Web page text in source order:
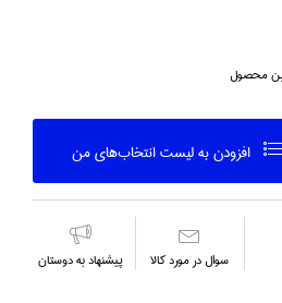
محصول
افزودن به ليست انتخاب‌هاي من
سوال در مورد كالا پیشنهاد به دوستان